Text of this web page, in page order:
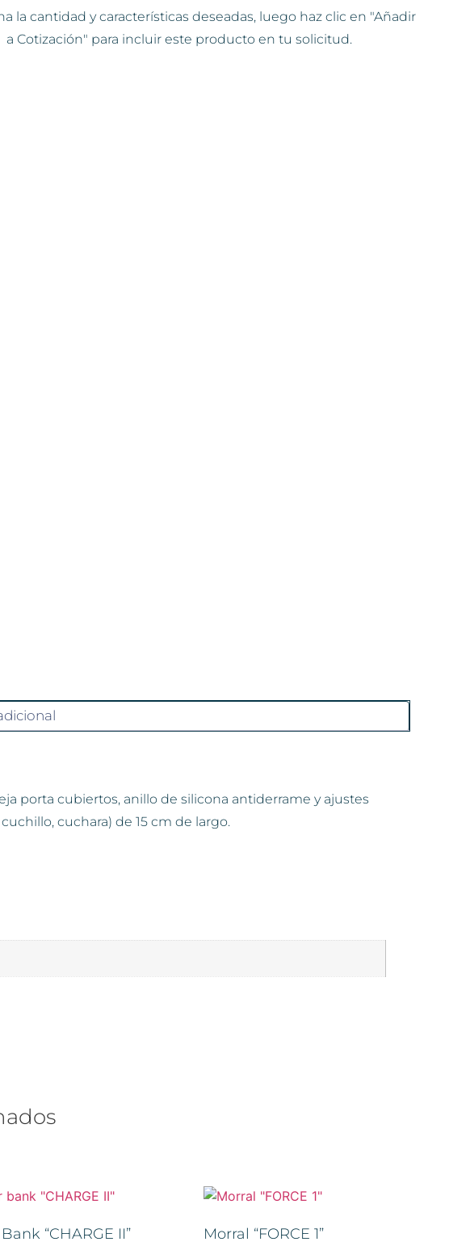
la cantidad y características deseadas, luego haz clic en "Añadir
a Cotización" para incluir este producto en tu solicitud.
porta cubiertos, anillo de silicona antiderrame y ajustes
cuchara) de 15 cm de largo.
“CHARGE II” Morral “FORCE 1”